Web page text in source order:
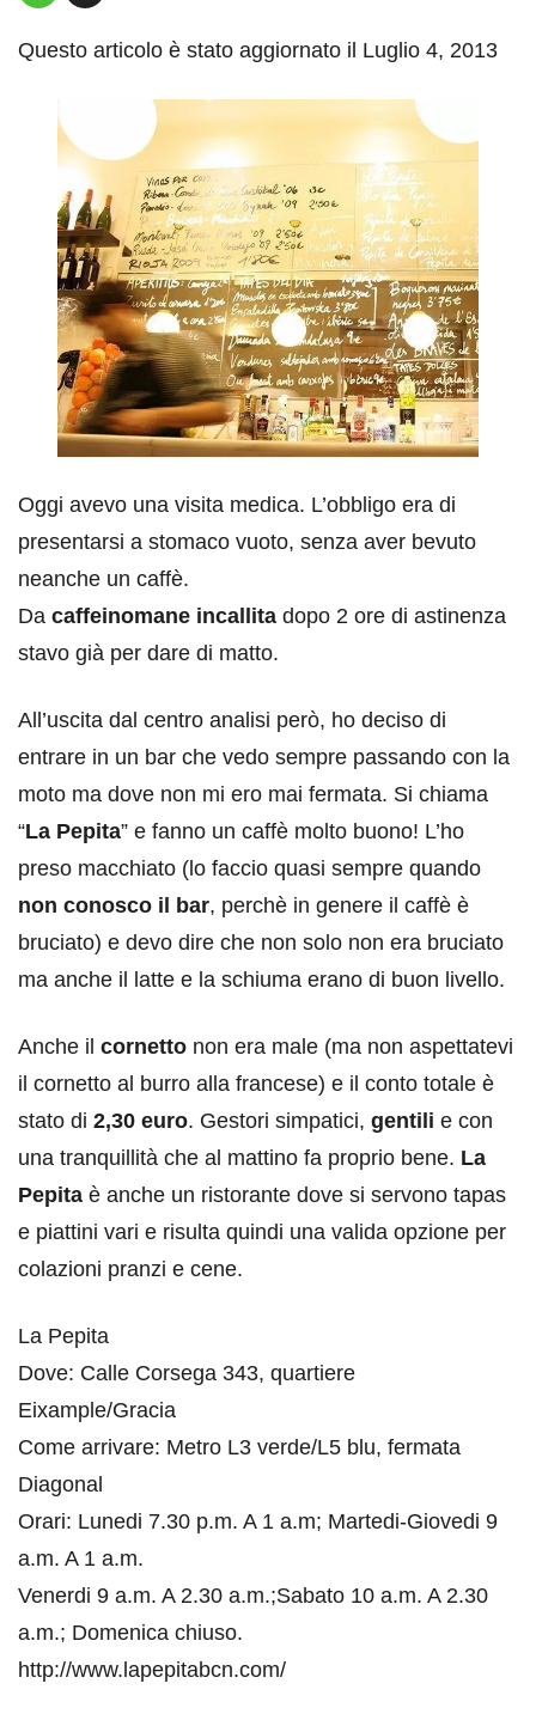
Questo articolo è stato aggiornato il Luglio 4, 2013
Oggi avevo una visita medica. L’obbligo era di
presentarsi a stomaco vuoto, senza aver bevuto
neanche un caffè.
Da caffeinomane incallita dopo 2 ore di astinenza
stavo già per dare di matto.
All’uscita dal centro analisi però, ho deciso di
entrare in un bar che vedo sempre passando con la
moto ma dove non mi ero mai fermata. Si chiama
“La Pepita” e fanno un caffè molto buono! L’ho
preso macchiato (lo faccio quasi sempre quando
non conosco il bar, perchè in genere il caffè è
bruciato) e devo dire che non solo non era bruciato
ma anche il latte e la schiuma erano di buon livello.
Anche il cornetto non era male (ma non aspettatevi
il cornetto al burro alla francese) e il conto totale è
stato di 2,30 euro. Gestori simpatici, gentili e con
una tranquillità che al mattino fa proprio bene. La
Pepita è anche un ristorante dove si servono tapas
e piattini vari e risulta quindi una valida opzione per
colazioni pranzi e cene.
La Pepita
Dove: Calle Corsega 343, quartiere
Eixample/Gracia
Come arrivare: Metro L3 verde/L5 blu, fermata
Diagonal
Orari: Lunedi 7.30 p.m. A 1 a.m; Martedi-Giovedi 9
a.m. A 1 a.m.
Venerdi 9 a.m. A 2.30 a.m.;Sabato 10 a.m. A 2.30
a.m.; Domenica chiuso.
http://www.lapepitabcn.com/